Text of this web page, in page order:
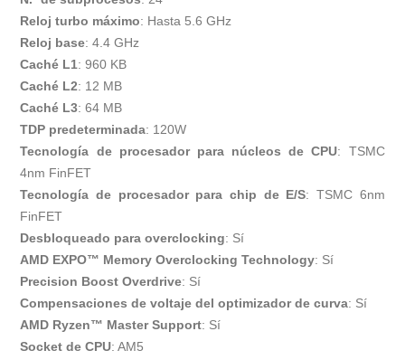
Reloj turbo máximo: Hasta 5.6 GHz
Reloj base: 4.4 GHz
Caché L1: 960 KB
Caché L2: 12 MB
Caché L3: 64 MB
TDP predeterminada: 120W
Tecnología de procesador para núcleos de CPU: TSMC
4nm FinFET
Tecnología de procesador para chip de E/S: TSMC 6nm
FinFET
Desbloqueado para overclocking: Sí
AMD EXPO™ Memory Overclocking Technology: Sí
Precision Boost Overdrive: Sí
Compensaciones de voltaje del optimizador de curva: Sí
AMD Ryzen™ Master Support: Sí
Socket de CPU: AM5